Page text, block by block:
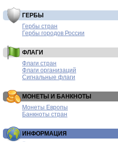
ГЕРБЫ
Гербы стран
Гербы городов России
ФЛАГИ
Флаги стран
Флаги организаций
Сигнальные флаги
МОНЕТЫ И БАНКНОТЫ
Монеты Европы
Банкноты стран
ИНФОРМАЦИЯ